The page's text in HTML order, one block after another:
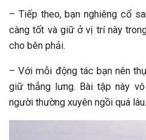
– Tiếp theo, bạn nghiêng cổ
càng tốt và giữ ở vị trí này
cho bên phải.
– Với mỗi động tác bạn nên
giữ thẳng lưng. Bài tập này
người thường xuyên ngồi quá lâu.